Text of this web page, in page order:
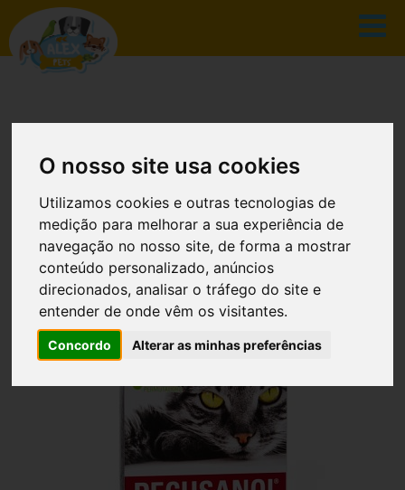
O nosso site usa cookies
Utilizamos cookies e outras tecnologias de
medição para melhorar a sua experiência de
navegação no nosso site, de forma a mostrar
conteúdo personalizado, anúncios
direcionados, analisar o tráfego do site e
entender de onde vêm os visitantes.
Concordo Alterar as minhas preferências
CATÁLOGO
INÍCIO CATÁLOGO
PECUSANOL COLEIRA GATO